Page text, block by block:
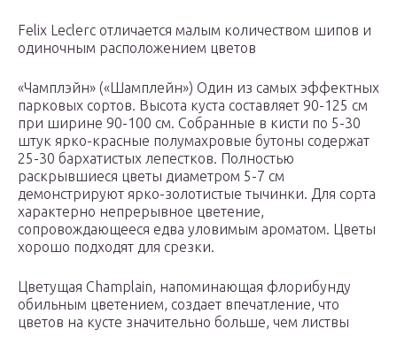
Felix Leclerc отличается малым количеством шипов и
одиночным расположением цветов
«Чамплэйн» («Шамплейн») Один из самых эффектных
парковых сортов. Высота куста составляет 90-125 см
при ширине 90-100 см. Собранные в кисти по 5-30
штук ярко-красные полумахровые бутоны содержат
25-30 бархатистых лепестков. Полностью
раскрывшиеся цветы диаметром 5-7 см
демонстрируют ярко-золотистые тычинки. Для сорта
характерно непрерывное цветение,
сопровождающееся едва уловимым ароматом. Цветы
хорошо подходят для срезки.
Цветущая Champlain, напоминающая флорибунду
обильным цветением, создает впечатление, что
цветов на кусте значительно больше, чем листвы